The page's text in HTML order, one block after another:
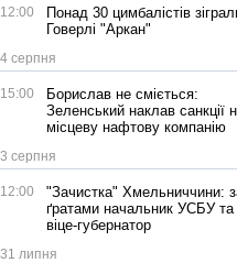
12:00
Понад 30 цимбалістів
Говерлі "Аркан"
4 серпня
15:00
Борислав не сміється:
Зеленський наклав санкції
місцеву нафтову компанію
3 серпня
12:00
"Зачистка" Хмельниччини:
ґратами начальник УСБУ та
віце-губернатор
31 липня